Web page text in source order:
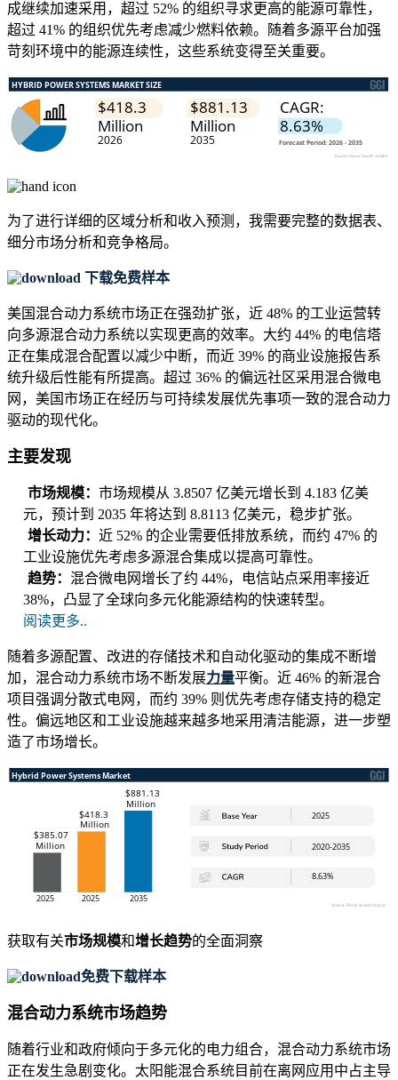
成继续加速采用，超过 52% 的组织寻求更高的能源可靠性，
超过 41% 的组织优先考虑减少燃料依赖。随着多源平台加强
苛刻环境中的能源连续性，这些系统变得至关重要。
为了进行详细的区域分析和收入预测，我需要完整的数据表、
细分市场分析和竞争格局。
下载免费样本
美国混合动力系统市场正在强劲扩张，近 48% 的工业运营转
向多源混合动力系统以实现更高的效率。大约 44% 的电信塔
正在集成混合配置以减少中断，而近 39% 的商业设施报告系
统升级后性能有所提高。超过 36% 的偏远社区采用混合微电
网，美国市场正在经历与可持续发展优先事项一致的混合动力
驱动的现代化。
主要发现
市场规模： 市场规模从 3.8507 亿美元增长到 4.183 亿美
元，预计到 2035 年将达到 8.8113 亿美元，稳步扩张。
增长动力： 近 52% 的企业需要低排放系统，而约 47% 的
工业设施优先考虑多源混合集成以提高可靠性。
趋势： 混合微电网增长了约 44%，电信站点采用率接近
38%，凸显了全球向多元化能源结构的快速转型。
阅读更多..
随着多源配置、改进的存储技术和自动化驱动的集成不断增
加，混合动力系统市场不断发展力量平衡。近 46% 的新混合
项目强调分散式电网，而约 39% 则优先考虑存储支持的稳定
性。偏远地区和工业设施越来越多地采用清洁能源，进一步塑
造了市场增长。
获取有关市场规模和增长趋势的全面洞察
免费下载样本
混合动力系统市场趋势
随着行业和政府倾向于多元化的电力组合，混合动力系统市场
正在发生急剧变化。太阳能混合系统目前在离网应用中占主导